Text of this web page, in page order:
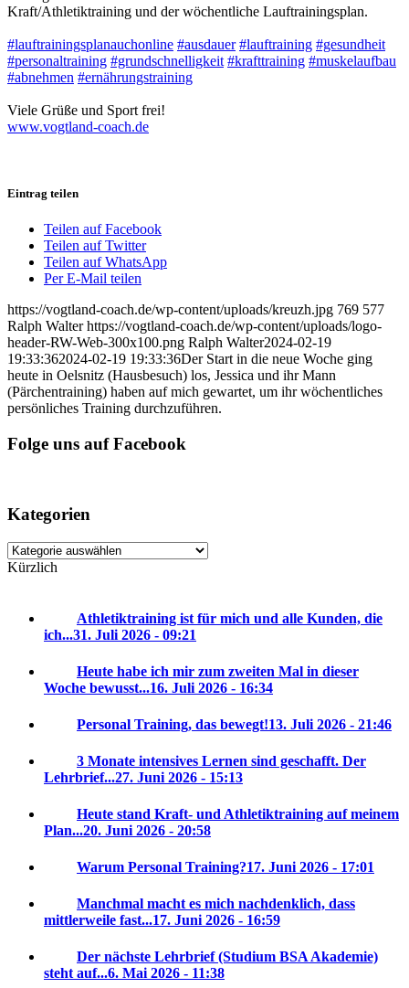
Kraft/Athletiktraining und der wöchentliche Lauftrainingsplan.
#lauftrainingsplanauchonline #ausdauer #lauftraining #gesundheit
#personaltraining #grundschnelligkeit #krafttraining #muskelaufbau
#abnehmen #ernährungstraining
Viele Grüße und Sport frei!
www.vogtland-coach.de
Eintrag teilen
Teilen auf Facebook
Teilen auf Twitter
Teilen auf WhatsApp
Per E-Mail teilen
https://vogtland-coach.de/wp-content/uploads/kreuzh.jpg 769 577
Ralph Walter https://vogtland-coach.de/wp-content/uploads/logo-
header-RW-Web-300x100.png Ralph Walter2024-02-19
19:33:362024-02-19 19:33:36Der Start in die neue Woche ging
heute in Oelsnitz (Hausbesuch) los, Jessica und ihr Mann
(Pärchentraining) haben auf mich gewartet, um ihr wöchentliches
persönliches Training durchzuführen.
Folge uns auf Facebook
Kategorien
Kategorien
Kürzlich
Athletiktraining ist für mich und alle Kunden, die
ich...31. Juli 2026 - 09:21
Heute habe ich mir zum zweiten Mal in dieser
Woche bewusst...16. Juli 2026 - 16:34
Personal Training, das bewegt!13. Juli 2026 - 21:46
3 Monate intensives Lernen sind geschafft. Der
Lehrbrief...27. Juni 2026 - 15:13
Heute stand Kraft- und Athletiktraining auf meinem
Plan...20. Juni 2026 - 20:58
Warum Personal Training?17. Juni 2026 - 17:01
Manchmal macht es mich nachdenklich, dass
mittlerweile fast...17. Juni 2026 - 16:59
Der nächste Lehrbrief (Studium BSA Akademie)
steht auf...6. Mai 2026 - 11:38